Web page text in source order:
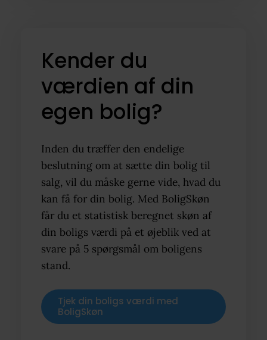
Kender du
værdien af din
egen bolig?
Inden du træffer den endelige
beslutning om at sætte din bolig til
salg, vil du måske gerne vide, hvad du
kan få for din bolig. Med BoligSkøn
får du et statistisk beregnet skøn af
din boligs værdi på et øjeblik ved at
svare på 5 spørgsmål om boligens
stand.
Tjek din boligs værdi med
BoligSkøn